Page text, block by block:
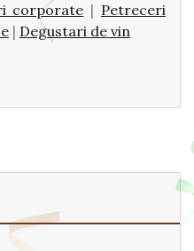
corporate | Petreceri
| Degustari de vin